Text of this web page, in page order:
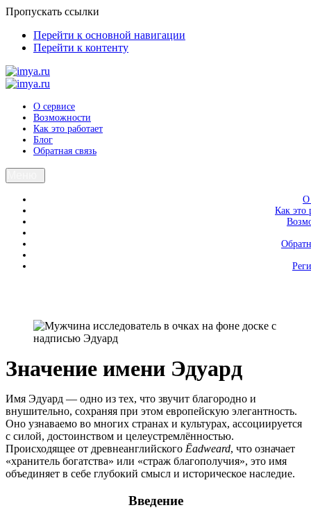
Пропускать ссылки
Перейти к основной навигации
Перейти к контенту
О сервисе
Возможности
Как это работает
Блог
Обратная связь
О
Как это
Значение имени Эдуард
Имя Эдуард — одно из тех, что звучит благородно и
внушительно, сохраняя при этом европейскую элегантность.
Оно узнаваемо во многих странах и культурах, ассоциируется
с силой, достоинством и целеустремлённостью.
Происходящее от древнеанглийского Ēadweard, что означает
«хранитель богатства» или «страж благополучия», это имя
объединяет в себе глубокий смысл и историческое наследие.
Введение